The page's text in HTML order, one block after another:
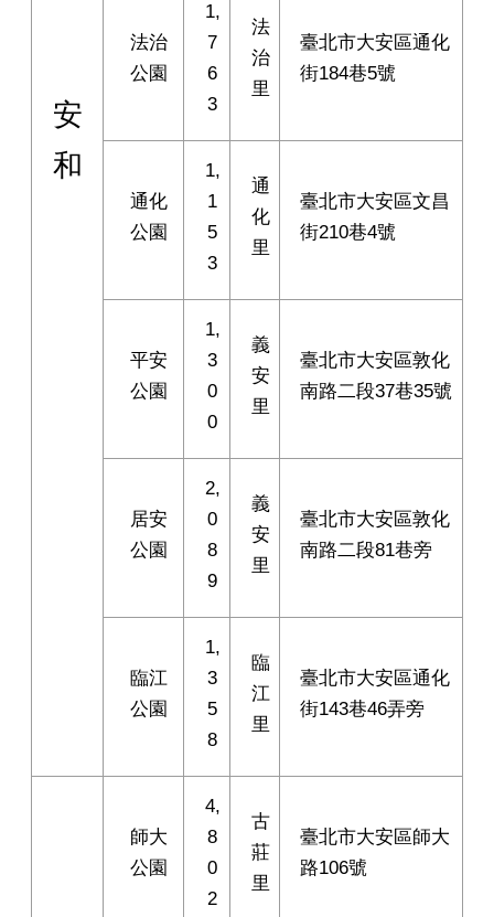
安
和
法治
公園
1,
7
6
3
法
治
里
臺北市大安區通化
街184巷5號
通化
公園
1,
1
5
3
通
化
里
臺北市大安區文昌
街210巷4號
平安
公園
1,
3
0
0
義
安
里
臺北市大安區敦化
南路二段37巷35號
居安
公園
2,
0
8
9
義
安
里
臺北市大安區敦化
南路二段81巷旁
臨江
公園
1,
3
5
8
臨
江
里
臺北市大安區通化
街143巷46弄旁
師大
公園
4,
8
0
2
古
莊
里
臺北市大安區師大
路106號